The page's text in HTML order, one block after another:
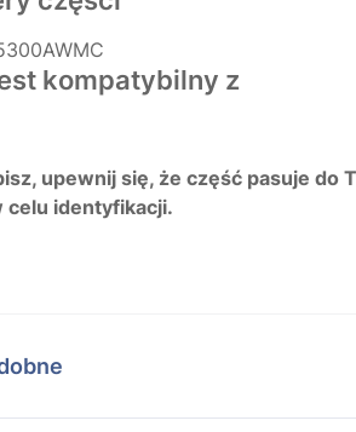
kompatybilny z
upewnij się, że część pasuje do
celu identyfikacji.